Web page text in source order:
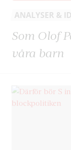
ANALYSER &
Som Olof
våra barn